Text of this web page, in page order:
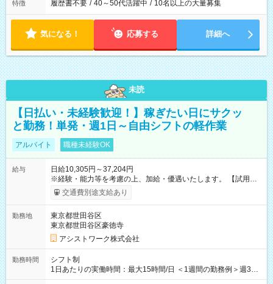
特徴 履歴書不要 / 40～50代活躍中 / 10名以上の大量募集
気になる！ 応募する 詳細へ
未読
【日払い・未経験歓迎！】稼ぎたい日にサクッ
と勤務！単発・週1日～自由シフトの軽作業
アルバイト 職種未経験OK
給与
日給10,305円～37,204円
※経験・能力等を考慮の上、加給・優遇いたします。 【試用期
間】試用期間なし
交通費別途支給あり
勤務地
東京都世田谷区
東京都世田谷区豪徳寺
アシストワーク株式会社
勤務時間
シフト制
1日あたりの実働時間：最大15時間/日 ＜1週間の勤務例＞週3回
勤務 勤務：月・水・金 休み：火・木・土・日 好きな時にお仕事